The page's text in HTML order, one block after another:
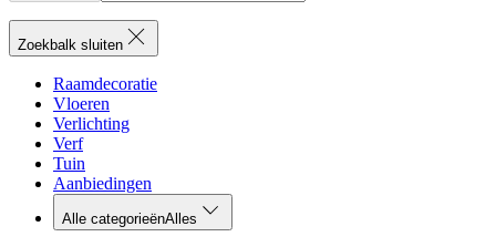
Zoekbalk sluiten
Raamdecoratie
Vloeren
Verlichting
Verf
Tuin
Aanbiedingen
Alle categorieënAlles